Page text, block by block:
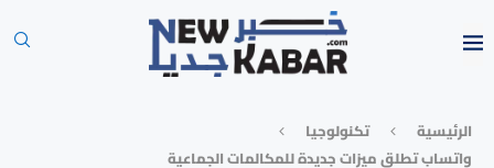
الرئيسية
تكنولوجيا
واتساب تطلق ميزات جديدة للمكالمات الجماعية